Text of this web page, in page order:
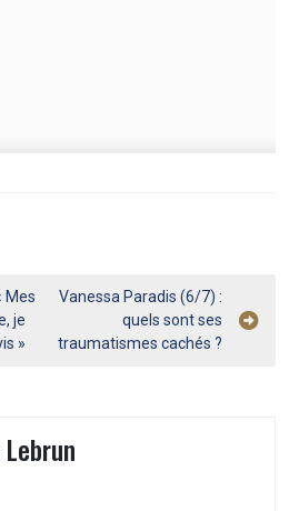
Mes
je
»
Vanessa Paradis (6/7) :
quels sont ses
traumatismes cachés ?